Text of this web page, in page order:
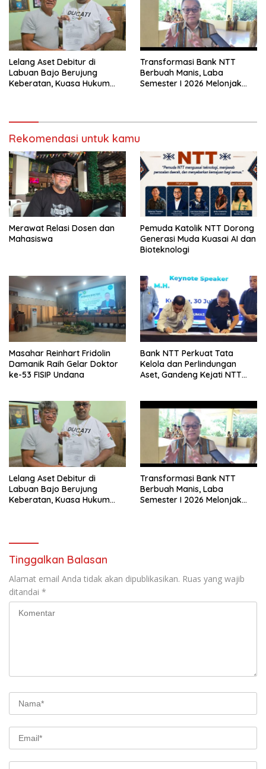
Lelang Aset Debitur di
Labuan Bajo Berujung
Keberatan, Kuasa Hukum
Transformasi Bank NTT
Berbuah Manis, Laba
Semester I 2026 Melonjak
Rekomendasi untuk kamu
Merawat Relasi Dosen dan
Mahasiswa
Pemuda Katolik NTT Dorong
Generasi Muda Kuasai AI dan
Bioteknologi
Masahar Reinhart Fridolin
Damanik Raih Gelar Doktor
ke-53 FISIP Undana
Bank NTT Perkuat Tata
Kelola dan Perlindungan
Aset, Gandeng Kejati NTT
Lelang Aset Debitur di
Labuan Bajo Berujung
Keberatan, Kuasa Hukum
Transformasi Bank NTT
Berbuah Manis, Laba
Semester I 2026 Melonjak
Tinggalkan Balasan
Alamat email Anda tidak akan dipublikasikan. Ruas yang wajib
ditandai *